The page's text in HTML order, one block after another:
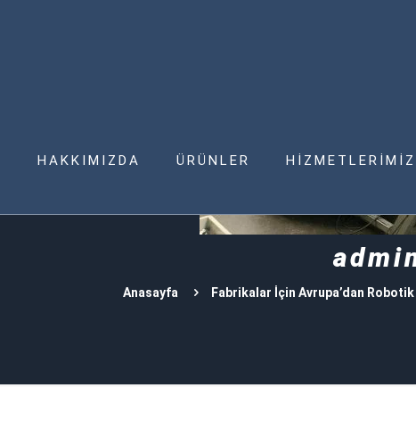
HAKKIMIZDA ÜRÜNLER HİZMETLERİMİZ
Anasayfa Fabrikalar İçin Avrupa’dan